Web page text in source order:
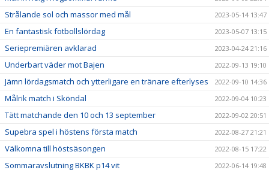
Strålande sol och massor med mål 2023-05-14 13:47
En fantastisk fotbollslördag 2023-05-07 13:15
Seriepremiären avklarad 2023-04-24 21:16
Underbart väder mot Bajen 2022-09-13 19:10
Jämn lördagsmatch och ytterligare en tränare efterlyses 2022-09-10 14:36
Målrik match i Sköndal 2022-09-04 10:23
Tätt matchande den 10 och 13 september 2022-09-02 20:51
Supebra spel i höstens första match 2022-08-27 21:21
Välkomna till höstsäsongen 2022-08-15 17:22
Sommaravslutning BKBK p14 vit 2022-06-14 19:48